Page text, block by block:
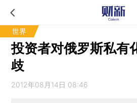
世界
投资者对俄罗斯私有
歧
2012年08月14日 08:46